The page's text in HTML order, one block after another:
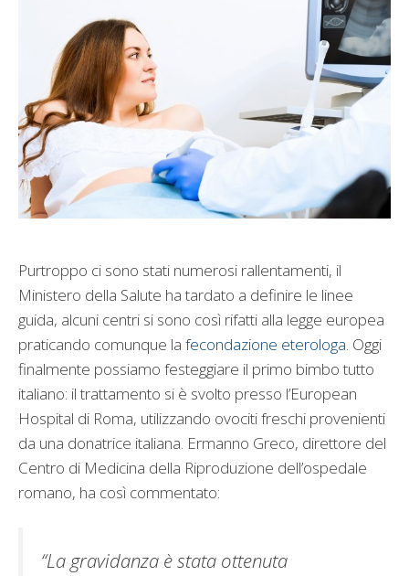
Purtroppo ci sono stati numerosi rallentamenti, il
Ministero della Salute ha tardato a definire le linee
guida, alcuni centri si sono così rifatti alla legge europea
praticando comunque la fecondazione eterologa. Oggi
finalmente possiamo festeggiare il primo bimbo tutto
italiano: il trattamento si è svolto presso l’European
Hospital di Roma, utilizzando ovociti freschi provenienti
da una donatrice italiana. Ermanno Greco, direttore del
Centro di Medicina della Riproduzione dell’ospedale
romano, ha così commentato:
“La gravidanza è stata ottenuta